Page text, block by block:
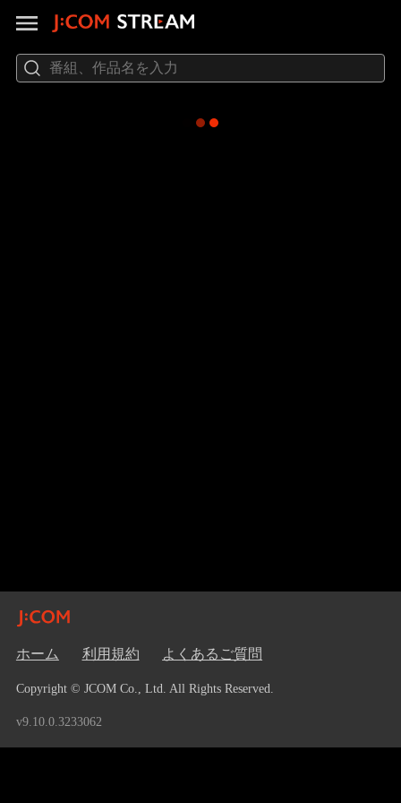
ホーム 利用規約 よくあるご質問
Copyright © JCOM Co., Ltd. All Rights Reserved.
v9.10.0.3233062